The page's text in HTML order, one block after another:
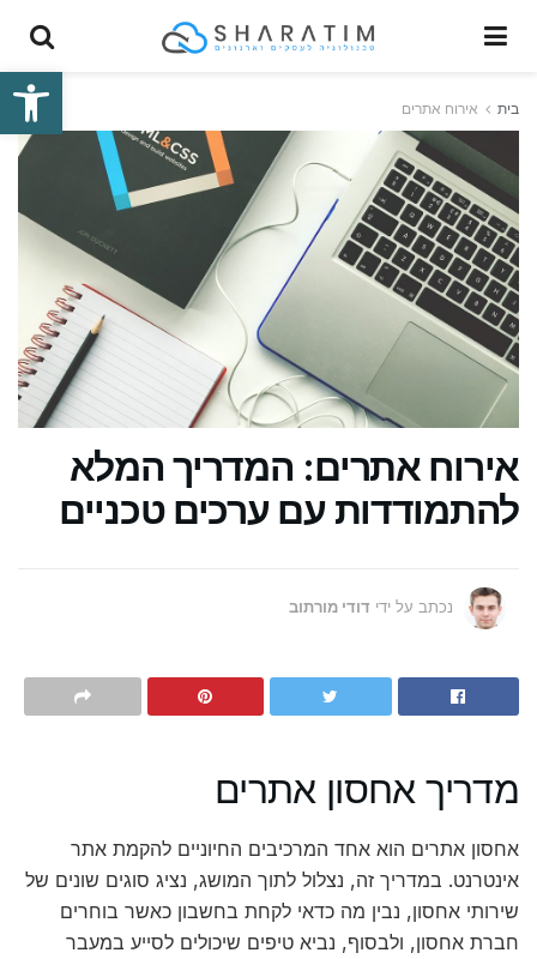
פתח
בית אירוח אתרים
אירוח אתרים: המדריך המלא
להתמודדות עם ערכים טכניים
נכתב על ידי דודי מורתוב
מדריך אחסון אתרים
אחסון אתרים הוא אחד המרכיבים החיוניים להקמת אתר
אינטרנט. במדריך זה, נצלול לתוך המושג, נציג סוגים שונים של
שירותי אחסון, נבין מה כדאי לקחת בחשבון כאשר בוחרים
חברת אחסון, ולבסוף, נביא טיפים שיכולים לסייע במעבר